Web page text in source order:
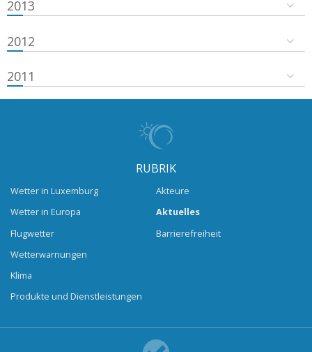
2013
2012
2011
RUBRIK
Wetter in Luxemburg
Wetter in Europa
Flugwetter
Wetterwarnungen
Klima
Produkte und Dienstleistungen
Akteure
Aktuelles
Barrierefreiheit